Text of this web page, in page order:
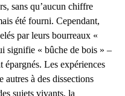
sans qu’aucun chiffre
été fourni. Cependant,
par leurs bourreaux «
signifie « bûche de bois » –
épargnés. Les expériences
autres à des dissections
sujets vivants, la